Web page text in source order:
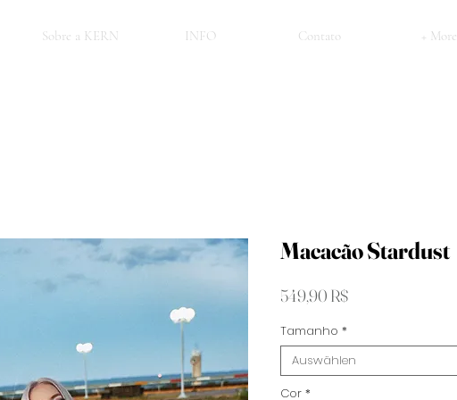
Sobre a KERN INFO Contato + More
Macacão Stardust
549,90 R$Preis
Tamanho *
Auswählen
Cor *